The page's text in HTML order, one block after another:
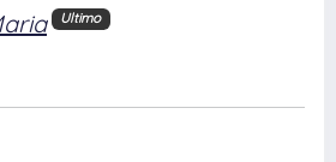
Ultimo